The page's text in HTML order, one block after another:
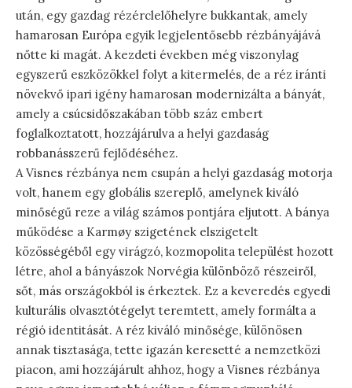
után, egy gazdag rézérclelőhelyre bukkantak, amely
hamarosan Európa egyik legjelentősebb rézbányájává
nőtte ki magát. A kezdeti években még viszonylag
egyszerű eszközökkel folyt a kitermelés, de a réz iránti
növekvő ipari igény hamarosan modernizálta a bányát,
amely a csúcsidőszakában több száz embert
foglalkoztatott, hozzájárulva a helyi gazdaság
robbanásszerű fejlődéséhez.
A Visnes rézbánya nem csupán a helyi gazdaság motorja
volt, hanem egy globális szereplő, amelynek kiváló
minőségű reze a világ számos pontjára eljutott. A bánya
működése a Karmøy szigetének elszigetelt
közösségéből egy virágzó, kozmopolita települést hozott
létre, ahol a bányászok Norvégia különböző részeiről,
sőt, más országokból is érkeztek. Ez a keveredés egyedi
kulturális olvasztótégelyt teremtett, amely formálta a
régió identitását. A réz kiváló minősége, különösen
annak tisztasága, tette igazán keresetté a nemzetközi
piacon, ami hozzájárult ahhoz, hogy a Visnes rézbánya